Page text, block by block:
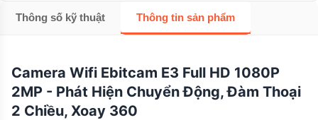
Thông số kỹ thuật Thông tin sản phẩm
Camera Wifi Ebitcam E3 Full HD 1080P
2MP - Phát Hiện Chuyển Động, Đàm Thoại
2 Chiều, Xoay 360